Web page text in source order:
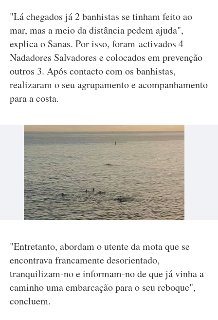
"Lá chegados já 2 banhistas se tinham feito ao
mar, mas a meio da distância pedem ajuda",
explica o Sanas. Por isso, foram activados 4
Nadadores Salvadores e colocados em prevenção
outros 3. Após contacto com os banhistas,
realizaram o seu agrupamento e acompanhamento
para a costa.
"Entretanto, abordam o utente da mota que se
encontrava francamente desorientado,
tranquilizam-no e informam-no de que já vinha a
caminho uma embarcação para o seu reboque",
concluem.